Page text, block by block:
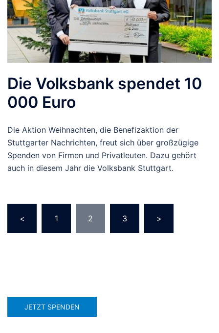
Die Volksbank spendet 10
000 Euro
Die Aktion Weihnachten, die Benefizaktion der
Stuttgarter Nachrichten, freut sich über großzügige
Spenden von Firmen und Privatleuten. Dazu gehört
auch in diesem Jahr die Volksbank Stuttgart.
der
Beiträge
< 1 2 3 >
JETZT SPENDEN